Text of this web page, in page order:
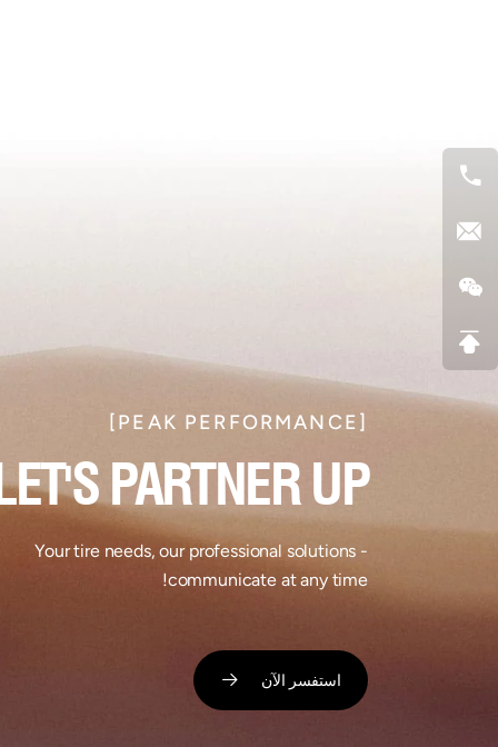
[PEAK PERFORMANCE]​
PARTNER UP​
Your tire needs, our professional solutions -
communicate at any time!
استفسر الآن ​